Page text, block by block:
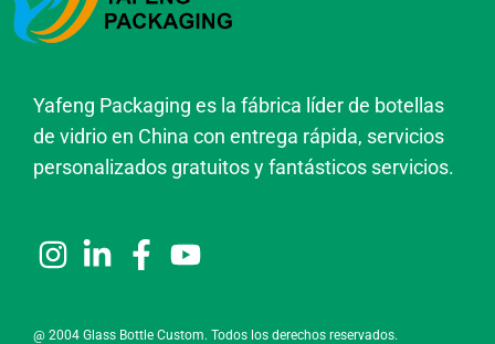
Yafeng Packaging es la fábrica líder de botellas
de vidrio en China con entrega rápida, servicios
personalizados gratuitos y fantásticos servicios.
@ 2004 Glass Bottle Custom. Todos los derechos reservados.